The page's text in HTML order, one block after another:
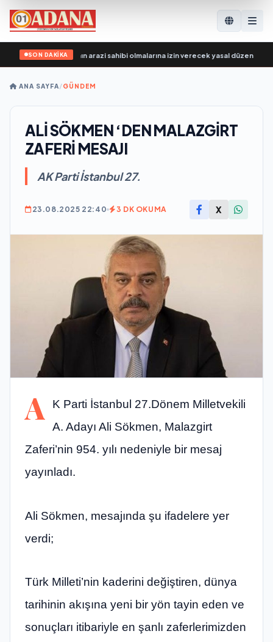
SON DAKİKA
katılımcılarının arazi sahibi olmalarına izin verecek yasal düzenlemeler
ANA SAYFA/GÜNDEM
ALİ SÖKMEN ‘DEN MALAZGİRT
ZAFERİ MESAJI
AK Parti İstanbul 27.
23.08.2025 22:40 3 DK OKUMA X
A
K Parti İstanbul 27.Dönem Milletvekili
A. Adayı Ali Sökmen, Malazgirt
Zaferi’nin 954. yılı nedeniyle bir mesaj
yayınladı.
Ali Sökmen, mesajında şu ifadelere yer
verdi;
Türk Milleti’nin kaderini değiştiren, dünya
tarihinin akışına yeni bir yön tayin eden ve
sonuçları itibariyle en şanlı zaferlerimizden